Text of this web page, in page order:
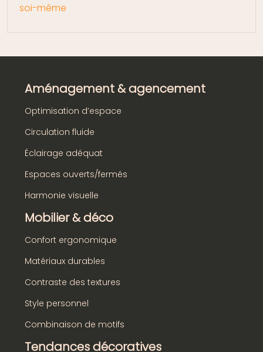
soi-même
Aménagement & agencement
Optimisation d’espace
Circulation fluide
Éclairage adéquat
Espaces ouverts/fermés
Harmonie visuelle
Mobilier & déco
Confort ergonomique
Matériaux durables
Contraste des textures
Style personnel
Combinaison de motifs
Tendances décoratives